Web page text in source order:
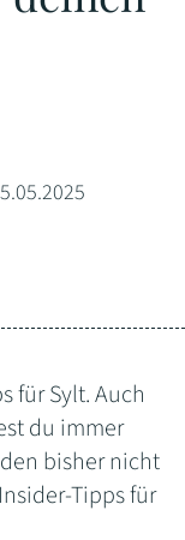
für Sylt. Auch
du immer
bisher nicht
Tipps für